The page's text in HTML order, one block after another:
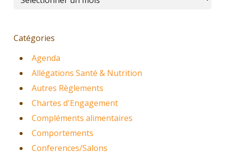
Catégories
Agenda
Allégations Santé & Nutrition
Autres Règlements
Chartes d'Engagement
Compléments alimentaires
Comportements
Conferences/Salons